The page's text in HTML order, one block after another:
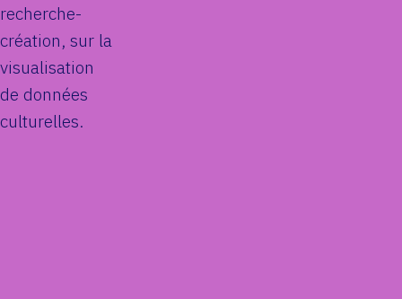
recherche-
création, sur la
visualisation
de données
culturelles.